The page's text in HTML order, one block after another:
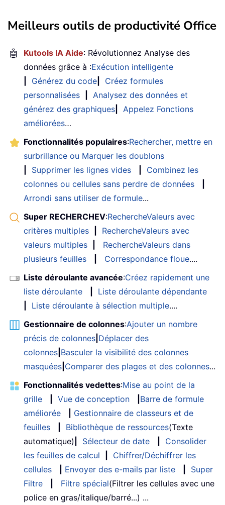
Meilleurs outils de productivité Office
🤖 Kutools IA Aide: Révolutionnez Analyse des
données grâce à :Exécution intelligente
Générez du code
Créez formules
personnalisées
Analysez des données et
générez des graphiques
Appelez Fonctions
améliorées…
Fonctionnalités populaires:Rechercher, mettre en
surbrillance ou Marquer les doublons
Supprimer les lignes vides
Combinez les
colonnes ou cellules sans perdre de données
Arrondi sans utiliser de formule...
Super RECHERCHEV:RechercheValeurs avec
critères multiples
RechercheValeurs avec
valeurs multiples
RechercheValeurs dans
plusieurs feuilles
Correspondance floue....
Liste déroulante avancée:Créez rapidement une
liste déroulante
Liste déroulante dépendante
Liste déroulante à sélection multiple....
Gestionnaire de colonnes:Ajouter un nombre
précis de colonnes Déplacer des
colonnes Basculer la visibilité des colonnes
masquées Comparer des plages et des colonnes...
Fonctionnalités vedettes:Mise au point de la
grille
Vue de conception
Barre de formule
améliorée
Gestionnaire de classeurs et de
feuilles
Bibliothèque de ressources(Texte
automatique)
Sélecteur de date
Consolider
les feuilles de calcul
Chiffrer/Déchiffrer les
cellules
Envoyer des e-mails par liste
Super
Filtre
Filtre spécial(Filtrer les cellules avec une
police en gras/italique/barré...) ...